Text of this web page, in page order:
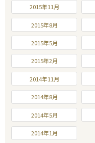
2015年11月
2015年8月
2015年5月
2015年2月
2014年11月
2014年8月
2014年5月
2014年1月